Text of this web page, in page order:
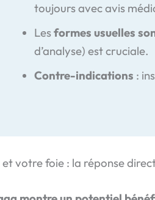
toujours avec avis
Lesformes usuelles
d’analyse) est cruciale.
Contre-indications :
et votre foie : la réponse